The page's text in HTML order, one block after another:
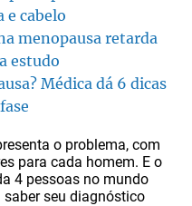
e cabelo
menopausa retarda
estudo
Médica dá 6 dicas
o problema, com
para cada homem. E o
4 pessoas no mundo
seu diagnóstico